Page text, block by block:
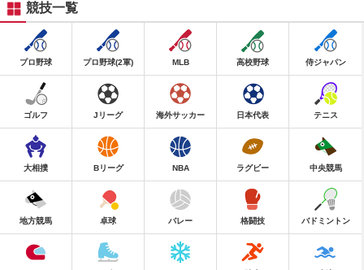
競技一覧
プロ野球 プロ野球(2軍) MLB 高校野球 侍ジャパン
ゴルフ Jリーグ 海外サッカー 日本代表 テニス
大相撲 Bリーグ NBA ラグビー 中央競馬
地方競馬 卓球 バレー 格闘技 バドミントン